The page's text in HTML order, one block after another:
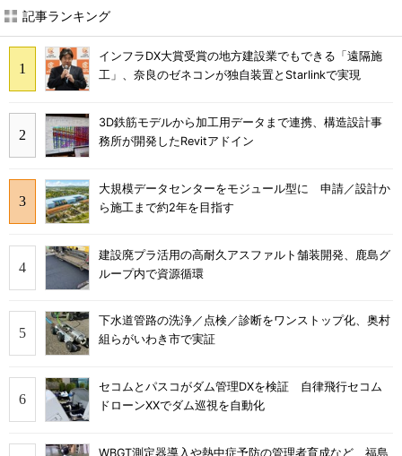
記事ランキング
インフラDX大賞受賞の地方建設業でもできる「遠隔施
工」、奈良のゼネコンが独自装置とStarlinkで実現
3D鉄筋モデルから加工用データまで連携、構造設計事
務所が開発したRevitアドイン
大規模データセンターをモジュール型に 申請／設計か
ら施工まで約2年を目指す
建設廃プラ活用の高耐久アスファルト舗装開発、鹿島グ
ループ内で資源循環
下水道管路の洗浄／点検／診断をワンストップ化、奥村
組らがいわき市で実証
セコムとパスコがダム管理DXを検証 自律飛行セコム
ドローンXXでダム巡視を自動化
WBGT測定器導入や熱中症予防の管理者育成など、福島